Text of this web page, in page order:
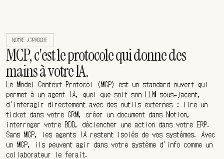
NOTRE APPROCHE
MCP, c'est le protocole qui donne des
mains à votre IA.
Le Model Context Protocol (MCP) est un standard ouvert qui
permet à un agent IA, quel que soit son LLM sous-jacent,
d'interagir directement avec des outils externes : lire un
ticket dans votre CRM, créer un document dans Notion,
interroger votre BDD, déclencher une action dans votre ERP.
Sans MCP, les agents IA restent isolés de vos systèmes. Avec
un MCP, ils peuvent agir dans votre système d'info comme un
collaborateur le ferait.